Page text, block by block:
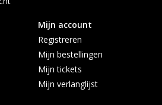
Mijn account
Registreren
Mijn bestellingen
Mijn tickets
Mijn verlanglijst